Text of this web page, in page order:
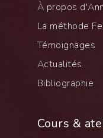
À propos
La méthode
Témoignages
Actualités
Bibliographie
Cours &